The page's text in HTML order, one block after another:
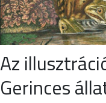
Az
Gerinces